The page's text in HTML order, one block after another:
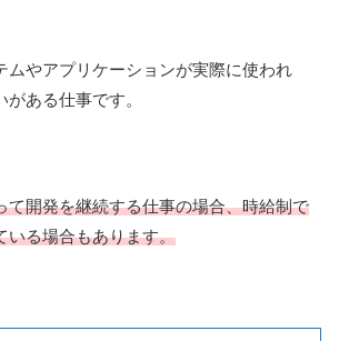
ムやアプリケーションが実際に使われ
ある仕事です。
て開発を継続する仕事の場合、時給制で
いる場合もあります。